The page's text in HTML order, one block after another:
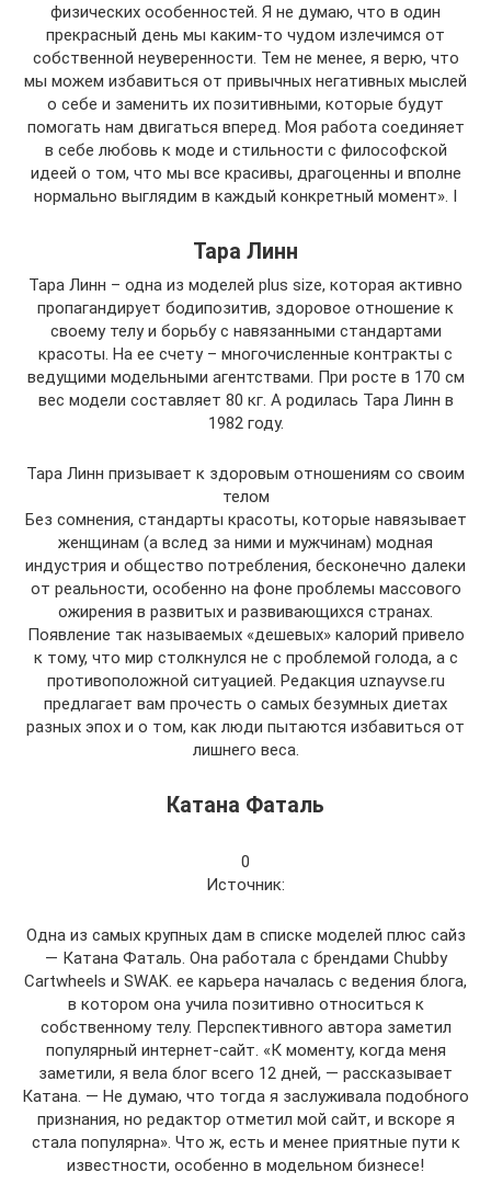
физических особенностей. Я не думаю, что в один
прекрасный день мы каким-то чудом излечимся от
собственной неуверенности. Тем не менее, я верю, что
мы можем избавиться от привычных негативных мыслей
о себе и заменить их позитивными, которые будут
помогать нам двигаться вперед. Моя работа соединяет
в себе любовь к моде и стильности с философской
идеей о том, что мы все красивы, драгоценны и вполне
нормально выглядим в каждый конкретный момент». I
Тара Линн
Тара Линн – одна из моделей plus size, которая активно
пропагандирует бодипозитив, здоровое отношение к
своему телу и борьбу с навязанными стандартами
красоты. На ее счету – многочисленные контракты с
ведущими модельными агентствами. При росте в 170 см
вес модели составляет 80 кг. А родилась Тара Линн в
1982 году.
Тара Линн призывает к здоровым отношениям со своим
телом
Без сомнения, стандарты красоты, которые навязывает
женщинам (а вслед за ними и мужчинам) модная
индустрия и общество потребления, бесконечно далеки
от реальности, особенно на фоне проблемы массового
ожирения в развитых и развивающихся странах.
Появление так называемых «дешевых» калорий привело
к тому, что мир столкнулся не с проблемой голода, а с
противоположной ситуацией. Редакция uznayvse.ru
предлагает вам прочесть о самых безумных диетах
разных эпох и о том, как люди пытаются избавиться от
лишнего веса.
Катана Фаталь
0
Источник:
Одна из самых крупных дам в списке моделей плюс сайз
— Катана Фаталь. Она работала с брендами Chubby
Cartwheels и SWAK. ее карьера началась с ведения блога,
в котором она учила позитивно относиться к
собственному телу. Перспективного автора заметил
популярный интернет-сайт. «К моменту, когда меня
заметили, я вела блог всего 12 дней, — рассказывает
Катана. — Не думаю, что тогда я заслуживала подобного
признания, но редактор отметил мой сайт, и вскоре я
стала популярна». Что ж, есть и менее приятные пути к
известности, особенно в модельном бизнесе!